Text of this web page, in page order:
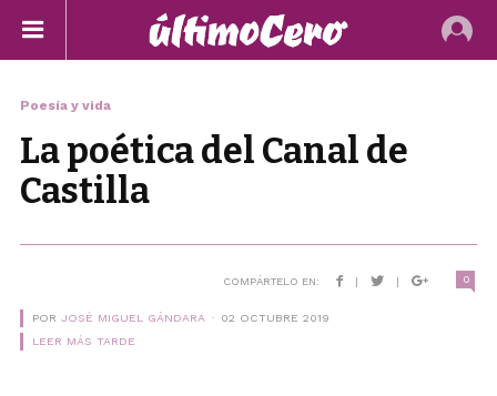
Poesía y vida
La poética del Canal de
Castilla
COMPÁRTELO EN: | | 0
POR JOSÉ MIGUEL GÁNDARA
02 OCTUBRE 2019
LEER MÁS TARDE